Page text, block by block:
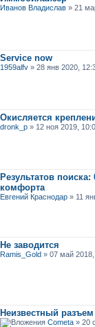
Иванов Владислав » 21
Service now
1959alfv » 28 янв 2020,
Окисляется
dronk_p » 12 ноя 2019,
Результатов
комфорта
Евгений Краснодар » 11
Не заводится
Ramis_Gold » 07 май
Неизвестный разъем
Cometa » 20